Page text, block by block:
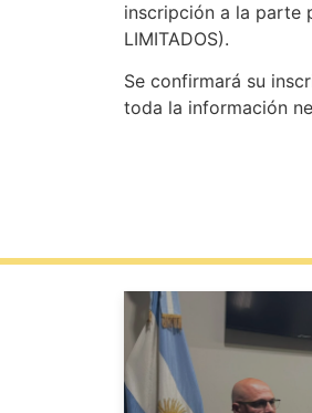
inscripción a la parte
LIMITADOS).
Se confirmará su
toda la información